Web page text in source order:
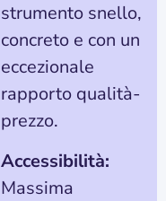
strumento snello,
concreto e con un
eccezionale
rapporto qualità-
prezzo.
Accessibilità:
Massima